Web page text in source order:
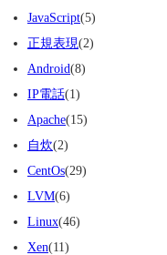
JavaScript(5)
正規表現(2)
Android(8)
IP電話(1)
Apache(15)
自炊(2)
CentOs(29)
LVM(6)
Linux(46)
Xen(11)